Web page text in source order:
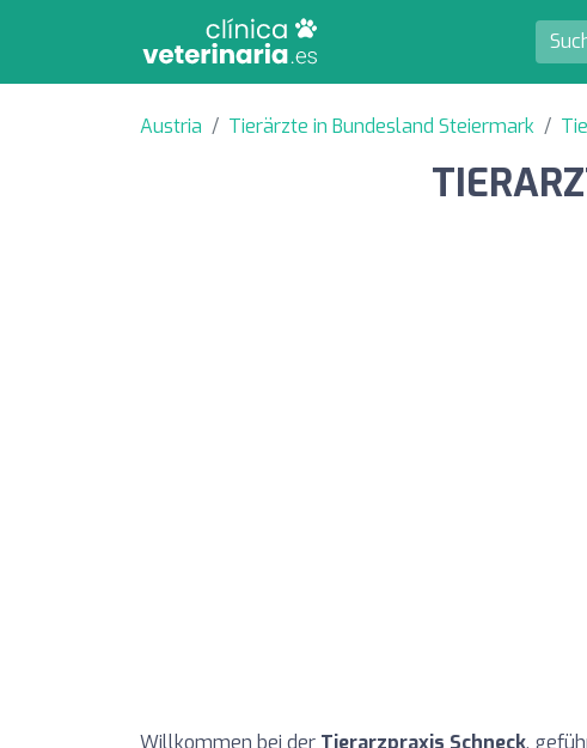
Austria Tierärzte in Bundesland Steiermark
Willkommen bei der Tierarzpraxis Schneck,